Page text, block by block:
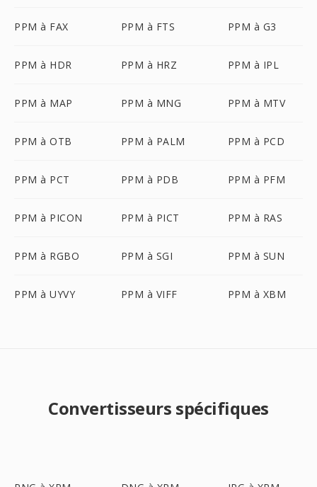
PPM à FAX PPM à FTS PPM à G3
PPM à HDR PPM à HRZ PPM à IPL
PPM à MAP PPM à MNG PPM à MTV
PPM à OTB PPM à PALM PPM à PCD
PPM à PCT PPM à PDB PPM à PFM
PPM à PICON PPM à PICT PPM à RAS
PPM à RGBO PPM à SGI PPM à SUN
PPM à UYVY PPM à VIFF PPM à XBM
Convertisseurs spécifiques